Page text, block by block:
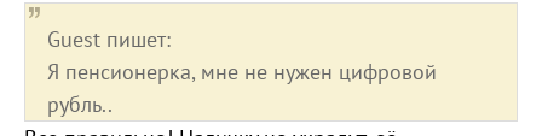
Guest пишет:
Я пенсионерка, мне не нужен цифровой
рубль..